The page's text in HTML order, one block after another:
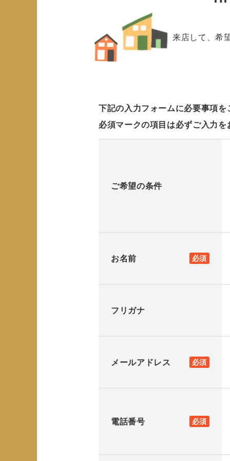
来店して、希
下記の入力フォームに必要事項
必須マークの項目は必ずご入力
ご希望の条件
お名前 必須
フリガナ
メールアドレス 必須
電話番号 必須